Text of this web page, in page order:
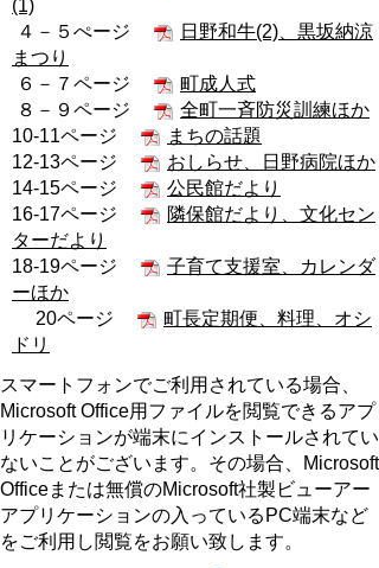
(1)
４－５ぺージ
日野和牛(2)、黒坂納涼
まつり
６－７ページ
町成人式
８－９ページ
全町一斉防災訓練ほか
10-11ページ
まちの話題
12-13ページ
おしらせ、日野病院ほか
14-15ページ
公民館だより
16-17ページ
隣保館だより、文化セン
ターだより
18-19ページ
子育て支援室、カレンダ
ーほか
20ページ
町長定期便、料理、オシ
ドリ
スマートフォンでご利用されている場合、
Microsoft Office用ファイルを閲覧できるアプ
リケーションが端末にインストールされてい
ないことがございます。その場合、Microsoft
Officeまたは無償のMicrosoft社製ビューアー
アプリケーションの入っているPC端末など
をご利用し閲覧をお願い致します。